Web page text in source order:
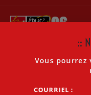
::
Vous pourrez
COURRIEL :